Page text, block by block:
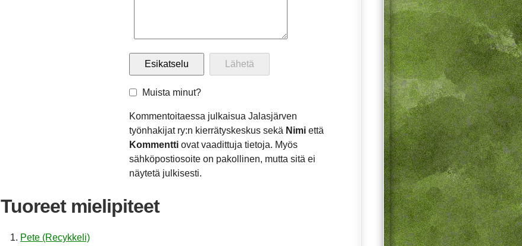
Muista minut?
Kommentoitaessa julkaisua Jalasjärven
työnhakijat ry:n kierrätyskeskus sekä Nimi että
Kommentti ovat vaadittuja tietoja. Myös
sähköpostiosoite on pakollinen, mutta sitä ei
näytetä julkisesti.
Tuoreet mielipiteet
Pete (Recykkeli)